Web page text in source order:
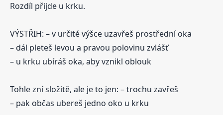
Rozdíl přijde u krku.
VÝSTŘIH: – v určité výšce uzavřeš prostřední oka
– dál pleteš levou a pravou polovinu zvlášť
– u krku ubíráš oka, aby vznikl oblouk
Tohle zní složitě, ale je to jen: – trochu zavřeš
– pak občas ubereš jedno oko u krku